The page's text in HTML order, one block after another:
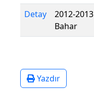
Detay
2012-2013
Bahar
Yazdır